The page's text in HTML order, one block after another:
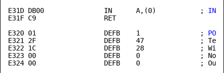
E31D DB00               IN      A,(0)           ; INP
E31F C9                 RET
E320 01                 DEFB    1               ; POS
E321 2F                 DEFB    47              ;
E322 1C                 DEFB    28              ; Width
E323 00                 DEFB    0               ; No
E324 00                 DEFB    0               ;